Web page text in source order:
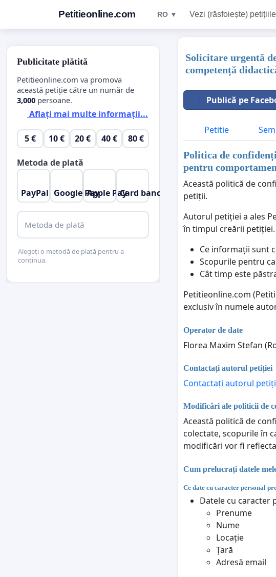
Petitieonline.com RO ▼ Vezi (răsfoiește) petițiile
Solicitare urgentă
competență
Publică pe
Petitie
Politica de
pentru
Această politică de
petiții.
Autorul petiției a ales
în timpul creării
Ce informații sunt
Scopurile pentru
Cât timp este
Petitieonline.com
exclusiv în numele
Operator de date
Florea Maxim Stefan
Contactați autorul petiției
Contactați autorul
Modificări ale politicii de
Această politică de
colectate, scopurile în
modificări vor fi
Cum prelucrați datele
Ce date cu caracter personal
Datele cu caracter
Prenume
Nume
Locație
Țară
Adresă email
Publicitate plătită
Petitieonline.com va promova
această petiție către un număr de
3,000 persoane.
Aflați mai multe informații...
5 € 10 € 20 € 40 € 80 €
Metoda de plată
PayPal Google PayApple PayCard bancar
Metoda de plată
Alegeți o metodă de plată pentru a
continua.